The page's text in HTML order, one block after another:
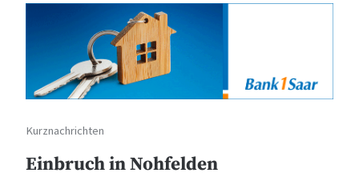
Kurznachrichten
Einbruch in Nohfelden